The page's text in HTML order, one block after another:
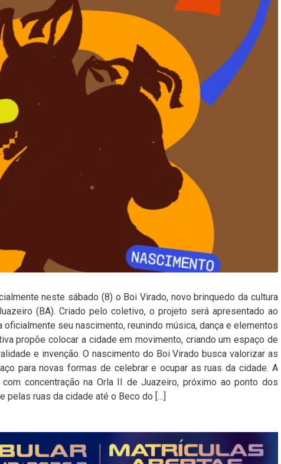
neste sábado (8) o Boi Virado, novo brinquedo da cultura
(BA). Criado pelo coletivo, o projeto será apresentado ao
oficialmente seu nascimento, reunindo música, dança e elementos
propõe colocar a cidade em movimento, criando um espaço de
e invenção. O nascimento do Boi Virado busca valorizar as
para novas formas de celebrar e ocupar as ruas da cidade. A
com concentração na Orla II de Juazeiro, próximo ao ponto dos
pelas ruas da cidade até o Beco do […]